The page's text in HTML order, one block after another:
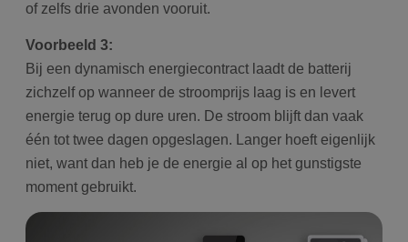
of zelfs drie avonden vooruit.
Voorbeeld 3:
Bij een dynamisch energiecontract laadt de batterij
zichzelf op wanneer de stroomprijs laag is en levert
energie terug op dure uren. De stroom blijft dan vaak
één tot twee dagen opgeslagen. Langer hoeft eigenlijk
niet, want dan heb je de energie al op het gunstigste
moment gebruikt.